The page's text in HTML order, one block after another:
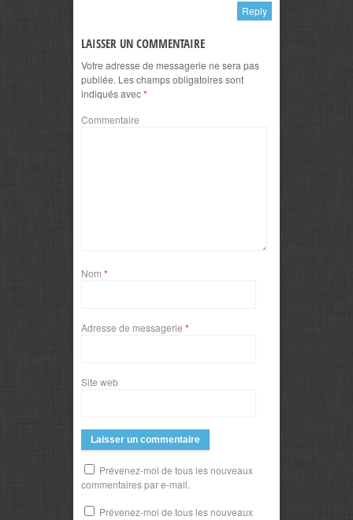
Reply
LAISSER UN COMMENTAIRE
Votre adresse de messagerie ne sera pas
publiée. Les champs obligatoires sont
indiqués avec*
Commentaire
Nom *
Adresse de messagerie *
Site web
Prévenez-moi de tous les nouveaux
commentaires par e-mail.
Prévenez-moi de tous les nouveaux